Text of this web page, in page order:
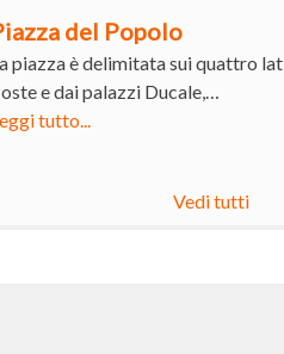
del Popolo
piazza è delimitata sui quattro
e dai palazzi Ducale,…
tutto...
Vedi tutti